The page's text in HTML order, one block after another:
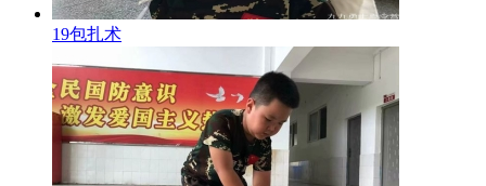
19包扎术